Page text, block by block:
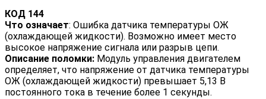
КОД 144
Что означает: Ошибка датчика температуры ОЖ
(охлаждающей жидкости). Возможно имеет место
высокое напряжение сигнала или разрыв цепи.
Описание поломки: Модуль управления двигателем
определяет, что напряжение от датчика температуры
ОЖ (охлаждающей жидкости) превышает 5,13 В
постоянного тока в течение более 1 секунды.